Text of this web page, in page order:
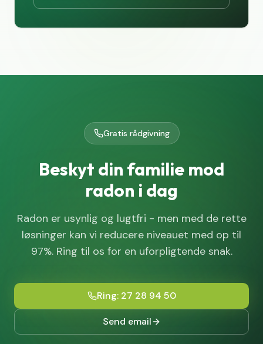
Gratis rådgivning
Beskyt din familie mod
radon i dag
Radon er usynlig og lugtfri - men med de rette
løsninger kan vi reducere niveauet med op til
97%. Ring til os for en uforpligtende snak.
Ring: 27 28 94 50
Send email